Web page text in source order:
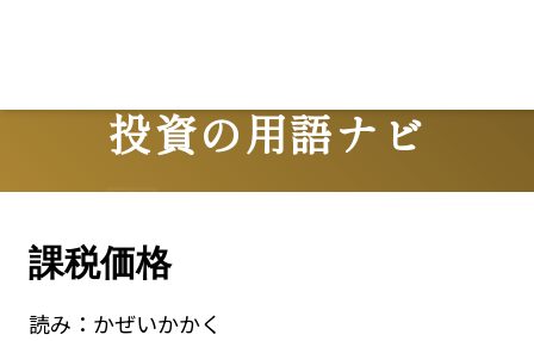
投資の用語ナビ
Terms
課税価格
読み： かぜいかかく